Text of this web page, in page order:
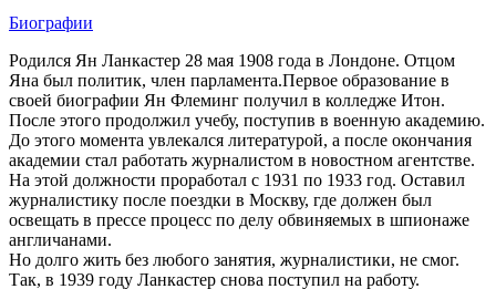
Биографии
Родился Ян Ланкастер 28 мая 1908 года в Лондоне. Отцом
Яна был политик, член парламента.Первое образование в
своей биографии Ян Флеминг получил в колледже Итон.
После этого продолжил учебу, поступив в военную академию.
До этого момента увлекался литературой, а после окончания
академии стал работать журналистом в новостном агентстве.
На этой должности проработал с 1931 по 1933 год. Оставил
журналистику после поездки в Москву, где должен был
освещать в прессе процесс по делу обвиняемых в шпионаже
англичанами.
Но долго жить без любого занятия, журналистики, не смог.
Так, в 1939 году Ланкастер снова поступил на работу.